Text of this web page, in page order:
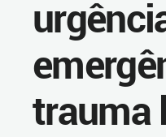
trauma